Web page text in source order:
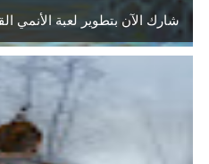
شارك الآن بتطوير لعبة الأنمي